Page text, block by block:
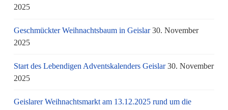
2025
Geschmückter Weihnachtsbaum in Geislar 30. November
2025
Start des Lebendigen Adventskalenders Geislar 30. November
2025
Geislarer Weihnachtsmarkt am 13.12.2025 rund um die